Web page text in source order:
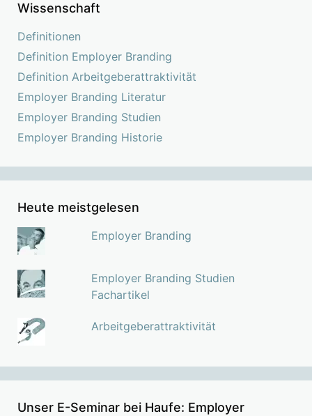
Wissenschaft
Definitionen
Definition Employer Branding
Definition Arbeitgeberattraktivität
Employer Branding Literatur
Employer Branding Studien
Employer Branding Historie
Heute meistgelesen
Employer Branding
Employer Branding Studien
Fachartikel
Arbeitgeberattraktivität
Unser E-Seminar bei Haufe: Employer